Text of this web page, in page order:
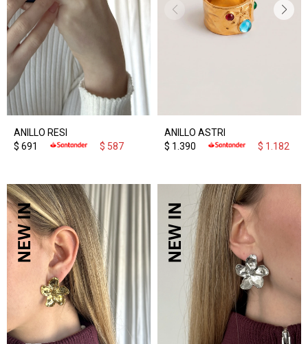
ANILLO RESI
$ 691 $ 587
ANILLO ASTRI
$ 1.390 $ 1.182